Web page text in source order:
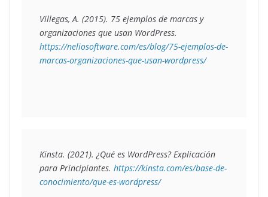
Villegas, A. (2015). 75 ejemplos de marcas y
organizaciones que usan WordPress.
https://neliosoftware.com/es/blog/75-ejemplos-de-
marcas-organizaciones-que-usan-wordpress/
Kinsta. (2021). ¿Qué es WordPress? Explicación
para Principiantes. https://kinsta.com/es/base-de-
conocimiento/que-es-wordpress/